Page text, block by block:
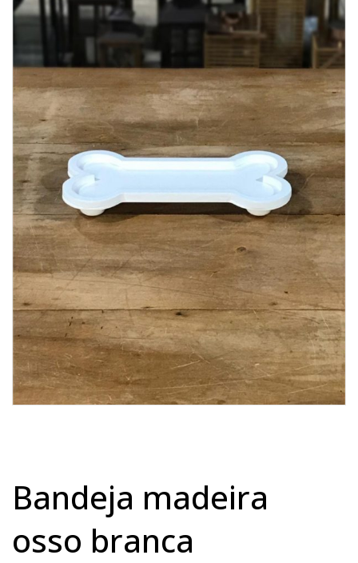
Lost Password
Cadastrar Conta
bandeja madeira
osso branca